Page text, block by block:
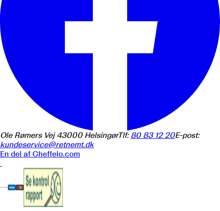
Ole Rømers Vej 43000 HelsingørTlf: 80 83 12 20E-post:
kundeservice@retnemt.dk
En del af Cheffelo.com